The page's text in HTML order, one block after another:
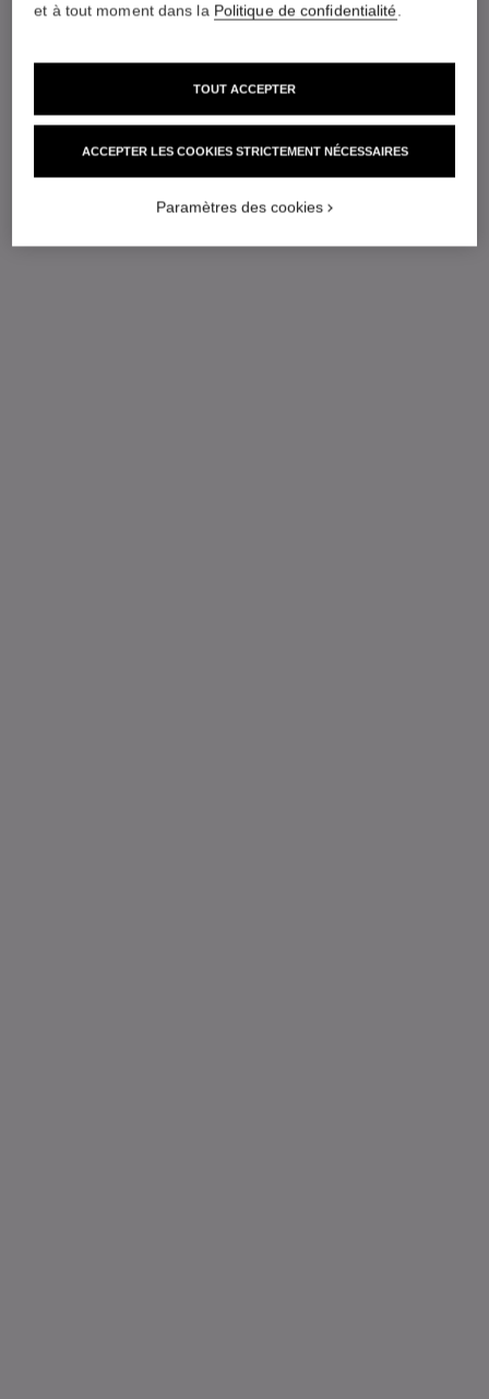
et à tout moment dans la Politique de confidentialité.
ACCEPTER LES COOKIES STRICTEMENT NÉCESSAIRES
TOUT ACCEPTER
Paramètres des cookies